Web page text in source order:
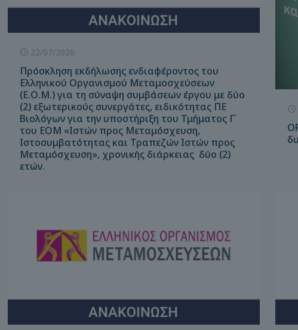
22/07/2026
Πρόσκληση εκδήλωσης ενδιαφέροντος του
Ελληνικού Οργανισμού Μεταμοσχεύσεων
(Ε.Ο.Μ.) για τη σύναψη συμβάσεων έργου με δύο
(2) εξωτερικούς συνεργάτες, ειδικότητας ΠΕ
Βιολόγων για την υποστήριξη του Τμήματος Γ΄
του ΕΟΜ «Ιστών προς Μεταμόσχευση,
Ιστοσυμβατότητας και Τραπεζών Ιστών προς
Μεταμόσχευση», χρονικής διάρκειας δύο (2)
ετών.